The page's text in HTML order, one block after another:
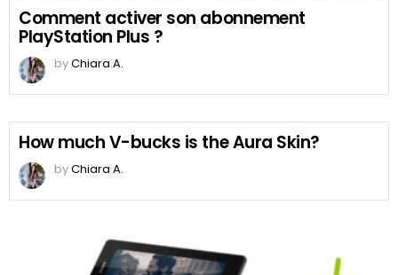
Comment activer son abonnement
PlayStation Plus ?
byChiara A.
How much V-bucks is the Aura Skin?
byChiara A.